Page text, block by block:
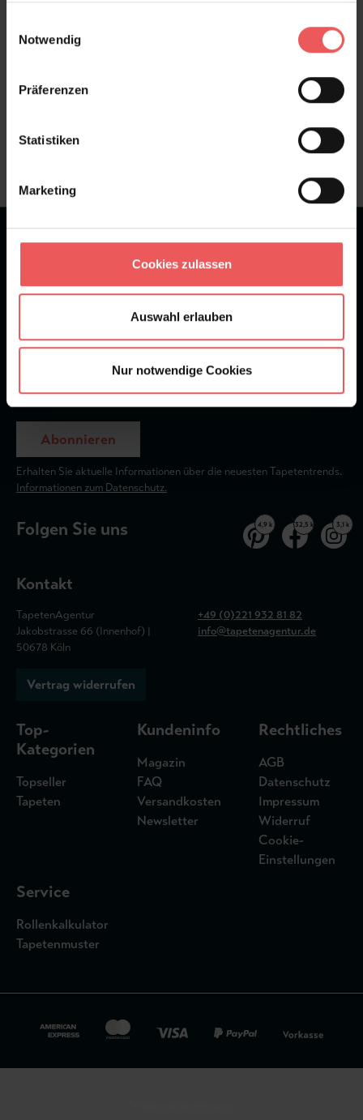
Notwendig
Präferenzen
Statistiken
Marketing
Cookies zulassen
Auswahl erlauben
Nur notwendige Cookies
★★★★★Bei 1245 Bewertungen
Newsletter
Abonnieren
Erhalten Sie aktuelle Informationen über die neuesten Tapetentrends.
Informationen zum Datenschutz.
Folgen Sie uns 4,9 k 32,5 k 3,1 k
Kontakt
TapetenAgentur
Jakobstrasse 66 (Innenhof) |
50678 Köln
+49 (0)221 932 81 82
info@tapetenagentur.de
Vertrag widerrufen
Top-
Kategorien
Topseller
Tapeten
Kundeninfo
Magazin
FAQ
Versandkosten
Newsletter
Rechtliches
AGB
Datenschutz
Impressum
Widerruf
Cookie-
Einstellungen
Service
Rollenkalkulator
Tapetenmuster